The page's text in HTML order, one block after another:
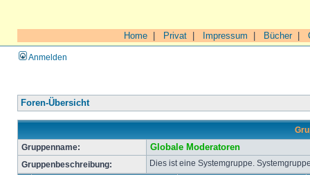
Home Privat Impressum Bücher|
Anmelden
Foren-Übersicht
Gruppenname:
Globale Moderatoren
Gruppenbeschreibung: Dies ist eine Systemgruppe.